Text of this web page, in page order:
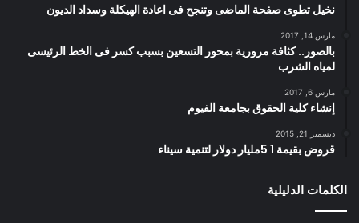
نخيل تطوى صفحة الماضى وتنجح فى اعادة الهيكلة وسداد الديون
مارس 14, 2017
بالصور.. كثافة مرورية بمحور التسعين بسبب كسر فى الخط الرئيسى
لمياه الشرب
مارس 6, 2017
إنشاء كلية الحقوق بجامعة الفيوم
ديسمبر 21, 2015
قروض بقيمة 1 5مليار دولار لتنمية سيناء
الكلمات الدليلية